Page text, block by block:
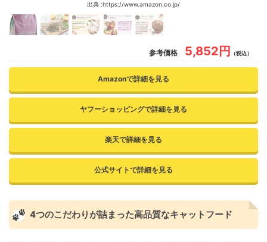
出典 :https://www.amazon.co.jp/
参考価格 5,852円 （税込）
Amazonで詳細を見る
ヤフーショッピングで詳細を見る
楽天で詳細を見る
公式サイトで詳細を見る
4つのこだわりが詰まった高品質なキャットフード